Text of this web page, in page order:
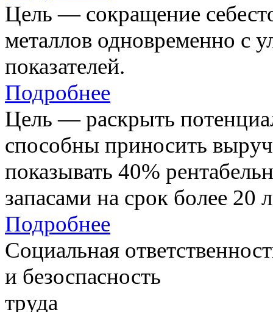
Цель — сокращение
металлов одновременно с
показателей.
Подробнее
Цель — раскрыть
способны приносить
показывать 40%
запасами на срок более 20
Подробнее
Социальная
и безоспасность
труда